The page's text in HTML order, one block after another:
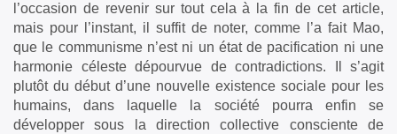
l’occasion de revenir sur tout cela à la fin de cet article,
mais pour l’instant, il suffit de noter, comme l’a fait Mao,
que le communisme n’est ni un état de pacification ni une
harmonie céleste dépourvue de contradictions. Il s’agit
plutôt du début d’une nouvelle existence sociale pour les
humains, dans laquelle la société pourra enfin se
développer sous la direction collective consciente de